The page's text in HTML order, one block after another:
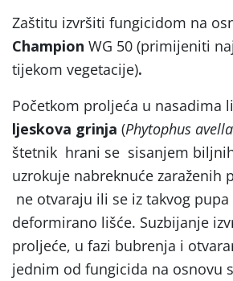
Zaštitu izvršiti fungicidom na
Champion WG 50 (primijeniti
tijekom vegetacije).
Početkom proljeća u nasadima
ljeskova grinja (Phytophus
štetnik hrani se sisanjem
uzrokuje nabreknuće zaraženih
ne otvaraju ili se iz takvog pupa
deformirano lišće. Suzbijanje
proljeće, u fazi bubrenja i
jednim od fungicida na osnovu